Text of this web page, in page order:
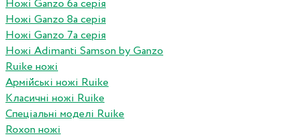
Ножі Ganzo 6а серія
Ножі Ganzo 8а серія
Ножі Ganzo 7а серія
Ножі Adimanti Samson by Ganzo
Ruike ножі
Армійські ножі Ruike
Класичні ножі Ruike
Спеціальні моделі Ruike
Roxon ножi